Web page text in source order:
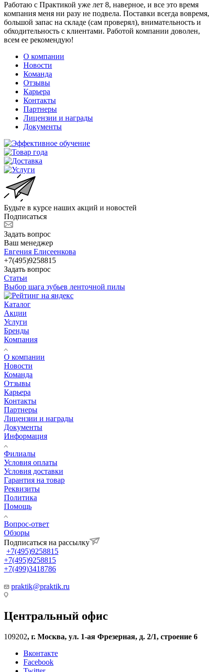
Работаю с Практикой уже лет 8, наверное, и все это время
компания меня ни разу не подвела. Поставки всегда вовремя,
большой запас на складе (сам проверял), внимательность и
обходительность с клиентами. Работой компании доволен,
всем ее рекомендую!
О компании
Новости
Команда
Отзывы
Карьера
Контакты
Партнеры
Лицензии и награды
Документы
Будьте в курсе наших акций и новостей
Подписаться
Задать вопрос
Ваш менеджер
Евгения Елисеенкова
+7(495)9258815
Задать вопрос
Статьи
Выбор шага зубьев ленточной пилы
Каталог
Акции
Услуги
Бренды
Компания
О компании
Новости
Команда
Отзывы
Карьера
Контакты
Партнеры
Лицензии и награды
Документы
Информация
Филиалы
Условия оплаты
Условия доставки
Гарантия на товар
Реквизиты
Политика
Помощь
Вопрос-ответ
Обзоры
Подписаться на рассылку
+7(495)9258815
+7(495)9258815
+7(499)3418786
praktik@praktik.ru
Центральный офис
109202, г. Москва, ул. 1-ая Фрезерная, д. 2/1, строение 6
Вконтакте
Facebook